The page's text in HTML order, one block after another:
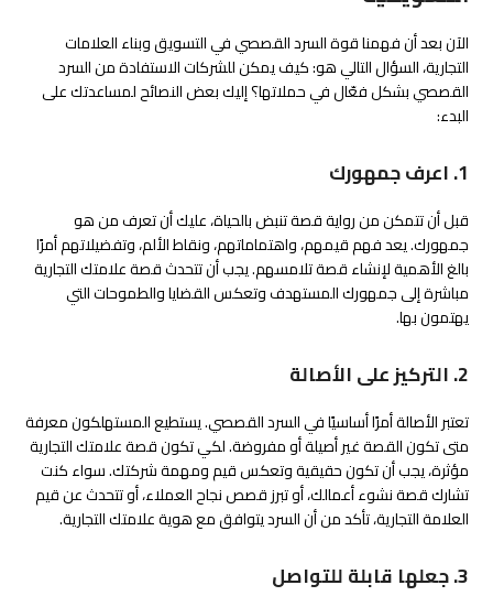
الآن بعد أن فهمنا قوة السرد القصصي في التسويق وبناء العلامات
التجارية، السؤال التالي هو: كيف يمكن للشركات الاستفادة من السرد
القصصي بشكل فعّال في حملاتها؟ إليك بعض النصائح لمساعدتك على
البدء:
1. اعرف جمهورك
قبل أن تتمكن من رواية قصة تنبض بالحياة، عليك أن تعرف من هو
جمهورك. يعد فهم قيمهم، واهتماماتهم، ونقاط الألم، وتفضيلاتهم أمرًا
بالغ الأهمية لإنشاء قصة تلامسهم. يجب أن تتحدث قصة علامتك التجارية
مباشرة إلى جمهورك المستهدف وتعكس القضايا والطموحات التي
يهتمون بها.
2. التركيز على الأصالة
تعتبر الأصالة أمرًا أساسيًا في السرد القصصي. يستطيع المستهلكون معرفة
متى تكون القصة غير أصيلة أو مفروضة. لكي تكون قصة علامتك التجارية
مؤثرة، يجب أن تكون حقيقية وتعكس قيم ومهمة شركتك. سواء كنت
تشارك قصة نشوء أعمالك، أو تبرز قصص نجاح العملاء، أو تتحدث عن قيم
العلامة التجارية، تأكد من أن السرد يتوافق مع هوية علامتك التجارية.
3. جعلها قابلة للتواصل